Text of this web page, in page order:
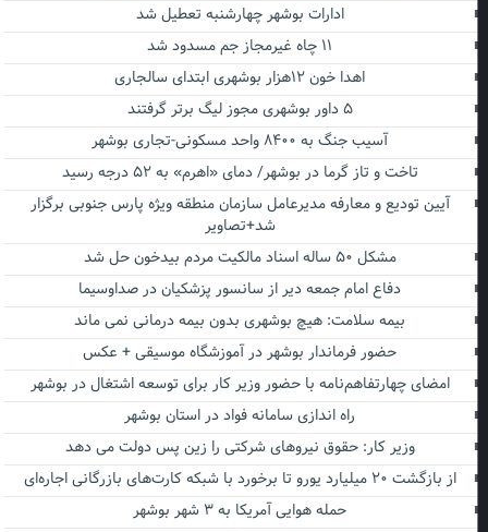
ادارات بوشهر چهارشنبه تعطیل شد
اهدا خون ۱۲هزار بوشهری ابتدای سالجاری
آسیب جنگ به ۸۴۰۰ واحد مسکونی-تجاری بوشهر
تاخت و تاز گرما در بوشهر/ دمای «اهرم» به ۵۲ درجه رسید
آیین تودیع و معارفه مدیرعامل سازمان منطقه ویژه پارس جنوبی برگزار
شد+تصاویر
مشکل ۵۰ ساله اسناد مالکیت مردم بیدخون حل شد
دفاع امام جمعه دیر از سانسور پزشکیان در صداوسیما
بیمه سلامت: هیچ بوشهری بدون بیمه درمانی نمی ماند
حضور فرماندار بوشهر در آموزشگاه موسیقی + عکس
امضای چهارتفاهم‌نامه با حضور وزیر کار برای توسعه اشتغال در بوشهر
راه اندازی سامانه فواد در استان بوشهر
وزیر کار: حقوق نیروهای شرکتی را زین پس دولت می دهد
از بازگشت ۲۰ میلیارد یورو تا برخورد با شبکه کارت‌های بازرگانی اجاره‌ای
حمله هوایی آمریکا به ۳ شهر بوشهر